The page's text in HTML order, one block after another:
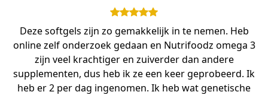
Deze softgels zijn zo gemakkelijk in te nemen. Heb
online zelf onderzoek gedaan en Nutrifoodz omega 3
zijn veel krachtiger en zuiverder dan andere
supplementen, dus heb ik ze een keer geprobeerd. Ik
heb er 2 per dag ingenomen. Ik heb wat genetische